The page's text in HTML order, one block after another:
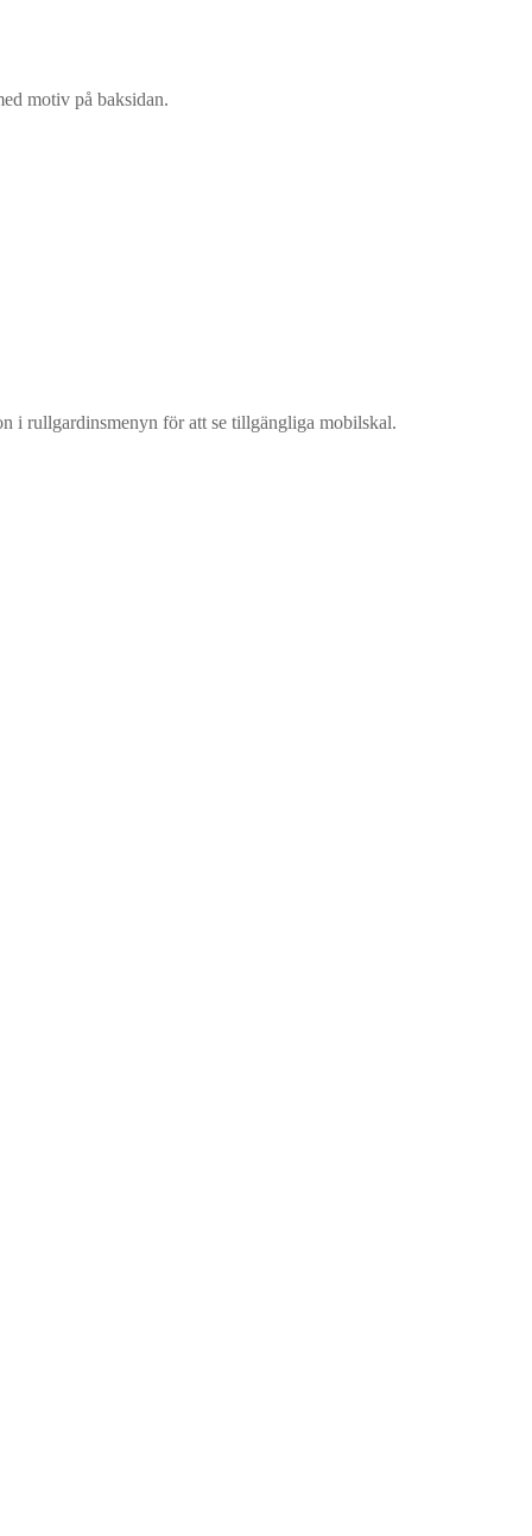
motiv på baksidan.
i rullgardinsmenyn för att se tillgängliga mobilskal.